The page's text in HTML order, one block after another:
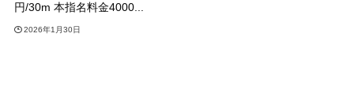
円/30m 本指名料金4000...
2026年1月30日